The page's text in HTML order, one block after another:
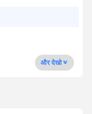
और देखो